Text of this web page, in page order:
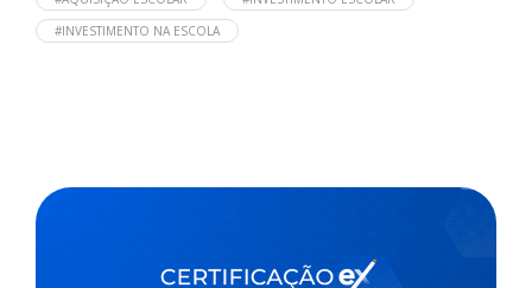
#INVESTIMENTO NA ESCOLA